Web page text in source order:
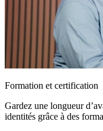
Formation et certification
Gardez une longueur
identités grâce à des